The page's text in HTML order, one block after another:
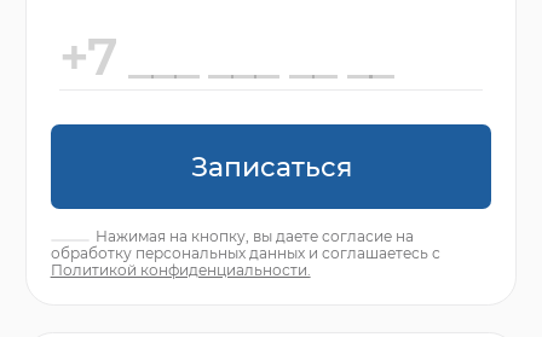
Записаться
Нажимая на кнопку, вы даете согласие на
обработку персональных данных и соглашаетесь с
Политикой конфиденциальности.